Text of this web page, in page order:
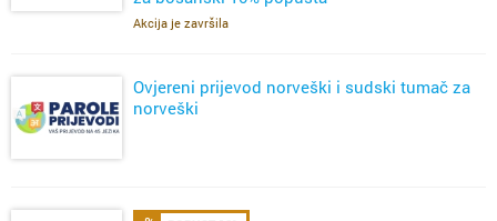
Akcija je završila
Ovjereni prijevod norveški i sudski tumač za
norveški